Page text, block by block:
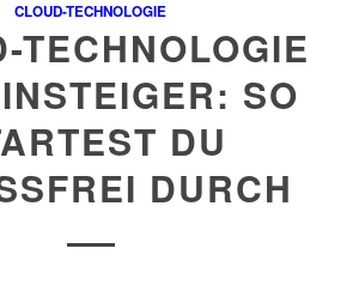
CLOUD-TECHNOLOGIE
TECHNOLOGIE
SO
DU
DURCH